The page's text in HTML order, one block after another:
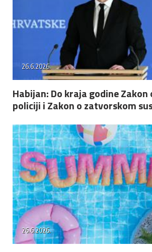
26.6.2026.
Habijan: Do kraja godine
policiji i Zakon o zatvorskom
26.6.2026.